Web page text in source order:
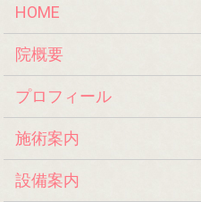
HOME
院概要
プロフィール
施術案内
設備案内